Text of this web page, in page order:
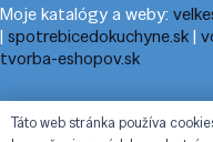
Moje katalógy a weby:
| spotrebicedokuchyne.sk|
tvorba-eshopov.sk
Moje blogy:
zoznam-podla-cisla.sk |
Táto web stránka používa